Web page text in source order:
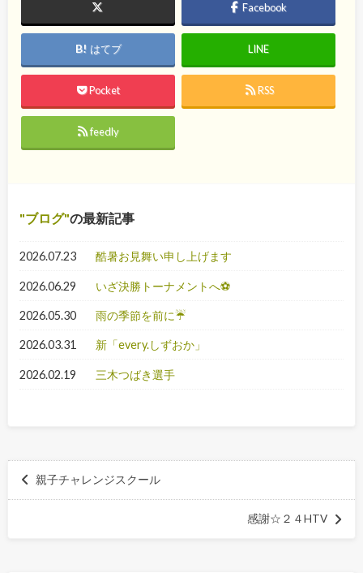
Facebook
はてブ LINE
Pocket RSS
feedly
ブログ の最新記事
2026.07.23 酷暑お見舞い申し上げます
2026.06.29 いざ決勝トーナメントへ⚽
2026.05.30 雨の季節を前に☔
2026.03.31 新「every.しずおか」
2026.02.19 三木つばき選手
親子チャレンジスクール
感謝☆２４HTV